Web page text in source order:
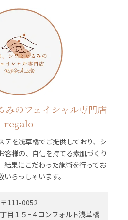
みのフェイシャル専門店
regalo
テを浅草橋でご提供しており、シ
客様の、自信を持てる素肌づくり
結果にこだわった施術を行ってお
らっしゃいます。
〒111-0052
目１５−４コンフォルト浅草橋